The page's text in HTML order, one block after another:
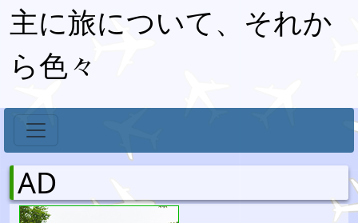
主に旅について、それか
ら色々
AD